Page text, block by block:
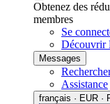
Obtenez des
membres
Se
Découvrir
Messages
Assistance
français · EUR ·